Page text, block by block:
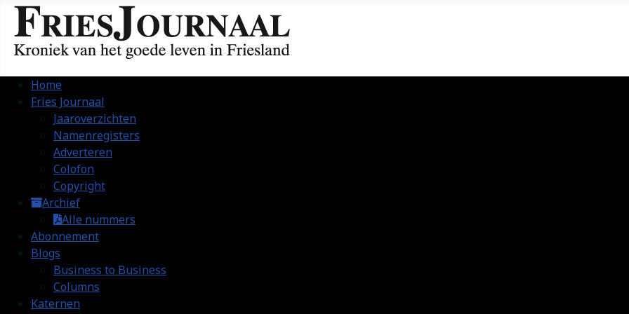
Home
Fries Journaal
Jaaroverzichten
Namenregisters
Adverteren
Colofon
Copyright
Archief
Alle nummers
Abonnement
Blogs
Business to Business
Columns
Katernen